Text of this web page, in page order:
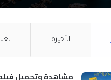
الأخيرة
مشاهدة وتحميل